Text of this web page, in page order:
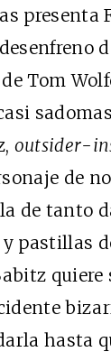
presenta
Tom
outsider-
de
de tanto
pastillas
hasta